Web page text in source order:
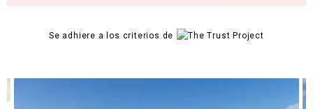
Se adhiere a los criterios de